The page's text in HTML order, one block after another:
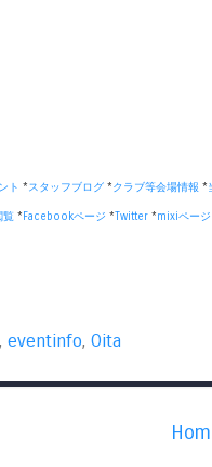
ト *スタッフブログ *クラブ等会場情報 *
覧 * Facebookページ *Twitter *mixiページ
, eventinfo, Oita